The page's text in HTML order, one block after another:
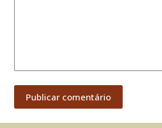
Publicar comentário